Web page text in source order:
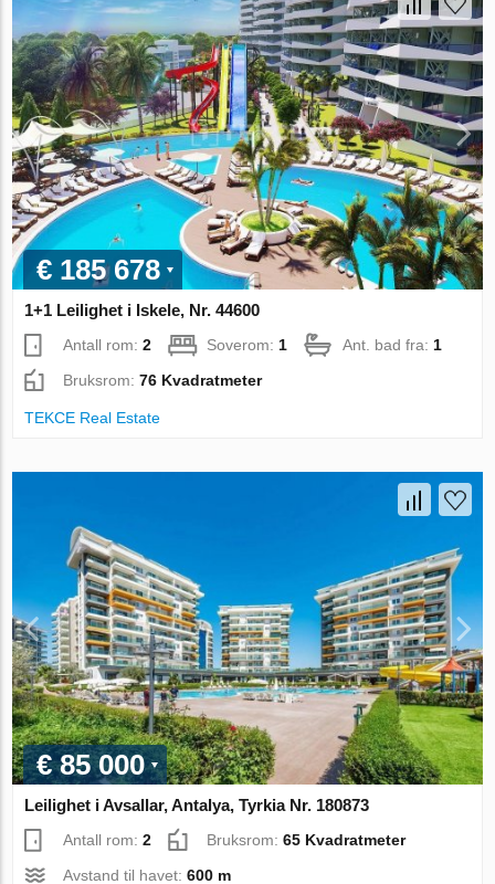
€ 185 678
1+1 Leilighet i Iskele, Nr. 44600
Antall rom:2 Soverom: 1 Ant. bad fra: 1
Bruksrom:76 Kvadratmeter
TEKCE Real Estate
€ 85 000
Leilighet i Avsallar, Antalya, Tyrkia Nr. 180873
Antall rom:2 Bruksrom:65 Kvadratmeter
Avstand til havet:600 m